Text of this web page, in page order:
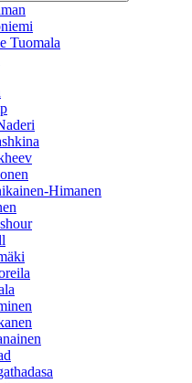
Tuomala
Himanen